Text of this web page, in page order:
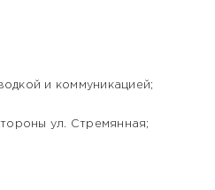
и коммуникацией;
ул. Стремянная;